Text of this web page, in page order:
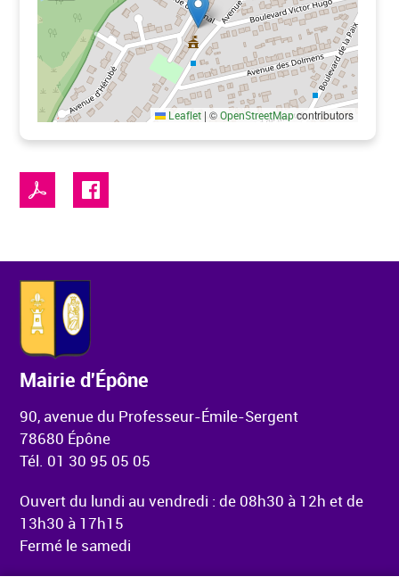
Leaflet | ©OpenStreetMapcontributors
Mairie d'Épône
90, avenue du Professeur-Émile-Sergent
78680 Épône
Tél. 01 30 95 05 05
Ouvert du lundi au vendredi : de 08h30 à 12h et de
13h30 à 17h15
Fermé le samedi